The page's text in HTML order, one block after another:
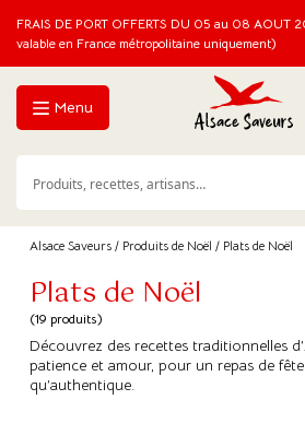
FRAIS DE PORT OFFERTS DU 05 au 08 AOUT
valable en France métropolitaine uniquement)
Menu
Alsace Saveurs / Produits de Noël / Plats de Noël
Plats de Noël
(19 produits)
Découvrez des recettes traditionnelles
patience et amour, pour un repas de
qu’authentique.